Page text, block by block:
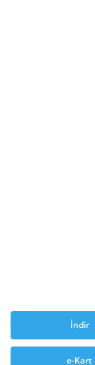
İndir
e-Kart